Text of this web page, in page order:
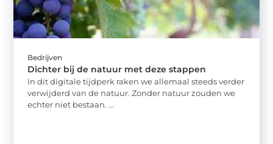
Bedrijven
Dichter bij de natuur met deze stappen
In dit digitale tijdperk raken we allemaal steeds verder
verwijderd van de natuur. Zonder natuur zouden we
echter niet bestaan. ...